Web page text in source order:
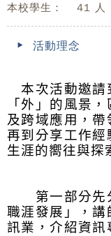
本校學生：
41 人
活動理念
本次活動邀請
「外」的風景
及跨域應用，帶
再到分享工作經
生涯的嚮往與探
第一部分先分
職涯發展」，講
訊業，介紹資訊